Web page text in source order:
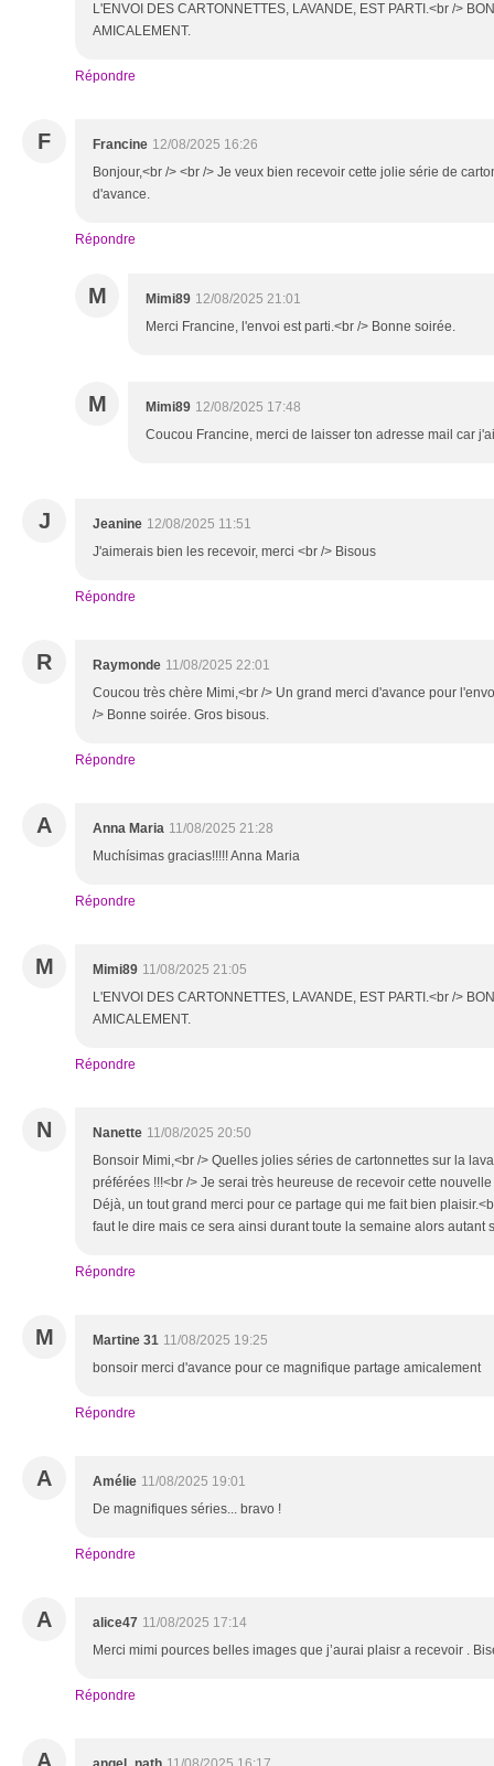
L'ENVOI DES CARTONNETTES, LAVANDE, EST PARTI.<br />
AMICALEMENT.
Répondre
F Francine 12/08/2025 16:26
Bonjour,<br /> <br /> Je veux bien recevoir cette jolie série de
d'avance.
Répondre
M Mimi89 12/08/2025 21:01
Merci Francine, l'envoi est parti.<br /> Bonne soirée.
M Mimi89 12/08/2025 17:48
Coucou Francine, merci de laisser ton adresse mail car
J Jeanine 12/08/2025 11:51
J'aimerais bien les recevoir, merci <br /> Bisous
Répondre
R Raymonde 11/08/2025 22:01
Coucou très chère Mimi,<br /> Un grand merci d'avance pour
/> Bonne soirée. Gros bisous.
Répondre
A Anna Maria 11/08/2025 21:28
Muchísimas gracias!!!!! Anna Maria
Répondre
M Mimi89 11/08/2025 21:05
L'ENVOI DES CARTONNETTES, LAVANDE, EST PARTI.<br />
AMICALEMENT.
Répondre
N Nanette 11/08/2025 20:50
Bonsoir Mimi,<br /> Quelles jolies séries de cartonnettes sur la
préférées !!!<br /> Je serai très heureuse de recevoir cette
Déjà, un tout grand merci pour ce partage qui me fait bien
faut le dire mais ce sera ainsi durant toute la semaine alors autant
Répondre
M Martine 31 11/08/2025 19:25
bonsoir merci d'avance pour ce magnifique partage amicalement
Répondre
A Amélie 11/08/2025 19:01
De magnifiques séries... bravo !
Répondre
A alice47 11/08/2025 17:14
Merci mimi pources belles images que j’aurai plaisr a recevoir .
Répondre
A